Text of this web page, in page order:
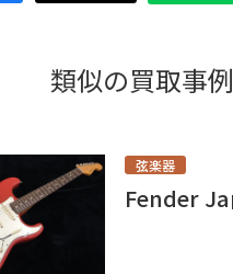
類似の買取事例
弦楽器